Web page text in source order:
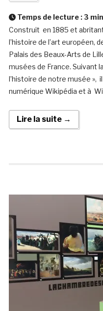
Temps de lecture : 3 min
Construit en 1885 et
l’histoire de l’art européen,
Palais des Beaux-Arts de
musées de France. Suivant
l’histoire de notre musée »,
numérique Wikipédia et à
Lire la suite →